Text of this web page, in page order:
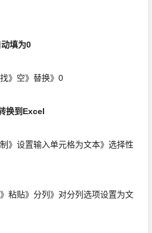
填为0
》空》替换》0
换到Excel
设置输入单元格为文本》选择性
贴》分列》对分列选项设置为文